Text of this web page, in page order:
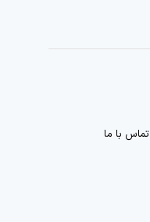
تماس با ما